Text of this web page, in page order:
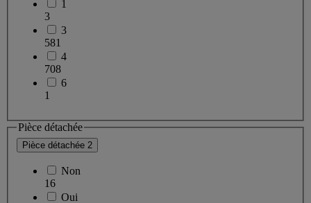
1
3
3
581
4
708
6
1
Pièce détachée
Pièce détachée 2
Non
16
Oui